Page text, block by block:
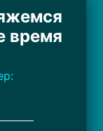
время